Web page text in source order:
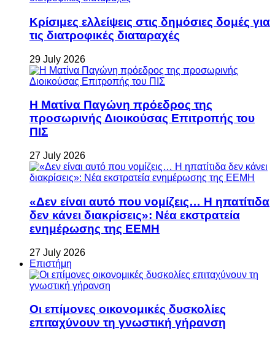
Κρίσιμες ελλείψεις στις δημόσιες δομές για
τις διατροφικές διαταραχές
29 July 2026
Η Ματίνα Παγώνη πρόεδρος της
προσωρινής Διοικούσας Επιτροπής του
ΠΙΣ
27 July 2026
«Δεν είναι αυτό που νομίζεις… Η ηπατίτιδα
δεν κάνει διακρίσεις»: Νέα εκστρατεία
ενημέρωσης της ΕΕΜΗ
27 July 2026
Επιστήμη
Οι επίμονες οικονομικές δυσκολίες
επιταχύνουν τη γνωστική γήρανση